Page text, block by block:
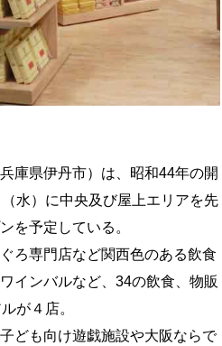
庫県伊丹市）は、昭和44年の開
水）に中央及び屋上エリアを先
を予定している。
ろ専門店など関西色のある飲食
インバルなど、34の飲食、物販
が４店。
ども向け遊戯施設や大阪ならで